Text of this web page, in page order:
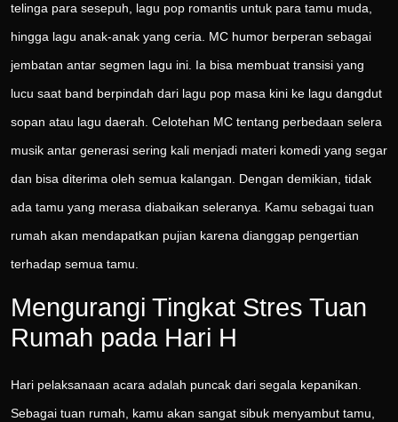
telinga para sesepuh, lagu pop romantis untuk para tamu muda,
hingga lagu anak-anak yang ceria. MC humor berperan sebagai
jembatan antar segmen lagu ini. Ia bisa membuat transisi yang
lucu saat band berpindah dari lagu pop masa kini ke lagu dangdut
sopan atau lagu daerah. Celotehan MC tentang perbedaan selera
musik antar generasi sering kali menjadi materi komedi yang segar
dan bisa diterima oleh semua kalangan. Dengan demikian, tidak
ada tamu yang merasa diabaikan seleranya. Kamu sebagai tuan
rumah akan mendapatkan pujian karena dianggap pengertian
terhadap semua tamu.
Mengurangi Tingkat Stres Tuan
Rumah pada Hari H
Hari pelaksanaan acara adalah puncak dari segala kepanikan.
Sebagai tuan rumah, kamu akan sangat sibuk menyambut tamu,